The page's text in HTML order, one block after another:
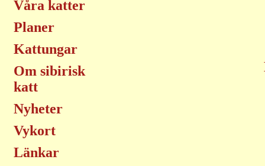
Våra katter
Planer
Kattungar
Om sibirisk
katt
Nyheter
Vykort
Länkar